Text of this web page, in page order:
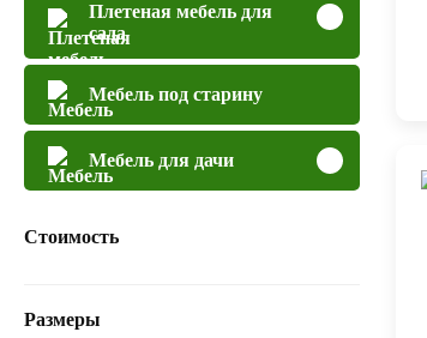
Плетеная мебель для
сада
Мебель под старину
Мебель для дачи
Стоимость
Размеры